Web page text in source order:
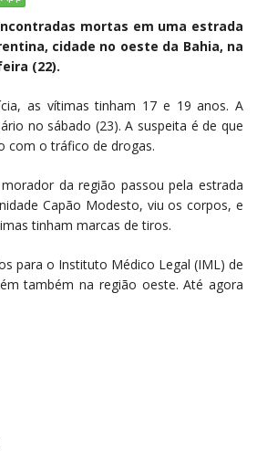
mortas em uma estrada
cidade no oeste da Bahia, na
(22).
as vítimas tinham 17 e 19 anos. A
no sábado (23). A suspeita é de que
com o tráfico de drogas.
da região passou pela estrada
Capão Modesto, viu os corpos, e
tinham marcas de tiros.
para o Instituto Médico Legal (IML) de
também na região oeste. Até agora